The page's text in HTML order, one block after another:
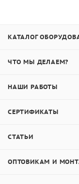
КАТАЛОГ
ЧТО МЫ ДЕЛАЕМ?
НАШИ РАБОТЫ
СЕРТИФИКАТЫ
СТАТЬИ
ОПТОВИКАМ И